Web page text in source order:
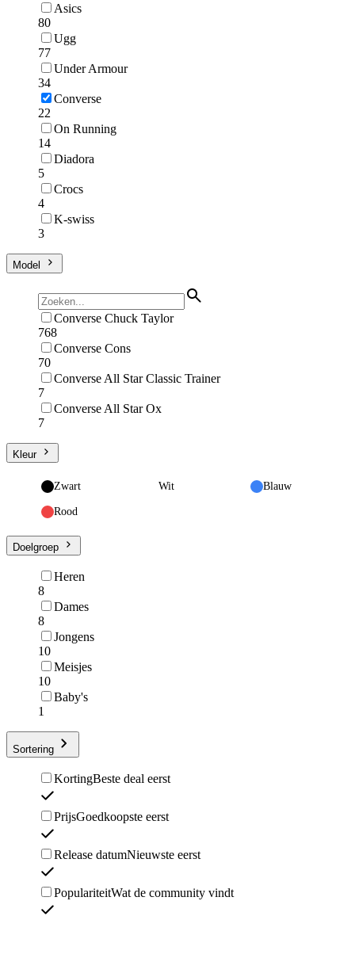
Asics
80
Ugg
77
Under Armour
34
Converse
22
On Running
14
Diadora
5
Crocs
4
K-swiss
3
Model
Converse Chuck Taylor
768
Converse Cons
70
Converse All Star Classic Trainer
7
Converse All Star Ox
7
Kleur
Zwart Wit Blauw
Rood
Doelgroep
Heren
8
Dames
8
Jongens
10
Meisjes
10
Baby's
1
Sortering
KortingBeste deal eerst
PrijsGoedkoopste eerst
Release datumNieuwste eerst
PopulariteitWat de community vindt